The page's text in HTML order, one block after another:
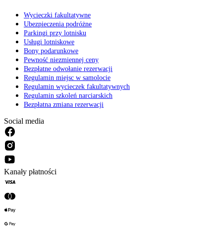
Wycieczki fakultatywne
Ubezpieczenia podróżne
Parkingi przy lotnisku
Usługi lotniskowe
Bony podarunkowe
Pewność niezmiennej ceny
Bezpłatne odwołanie rezerwacji
Regulamin miejsc w samolocie
Regulamin wycieczek fakultatywnych
Regulamin szkoleń narciarskich
Bezpłatna zmiana rezerwacji
Social media
Kanały płatności